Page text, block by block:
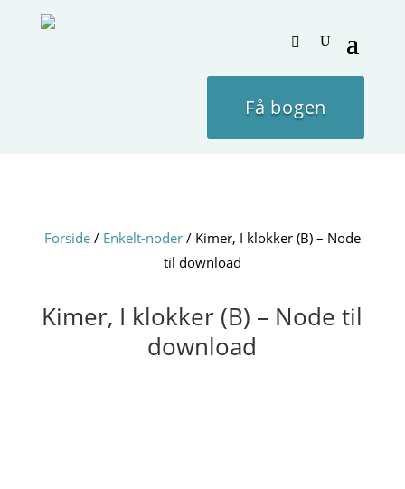
Få bogen
Forside/ Enkelt-noder/ Kimer, I klokker (B) – Node
til download
Kimer, I klokker (B) – Node til
download